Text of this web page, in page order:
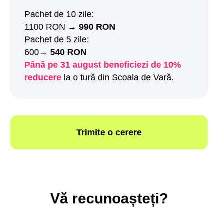
Pachet de 10 zile:
1100 RON → 990 RON
Pachet de 5 zile:
600→ 540 RON
Până pe 31 august beneficiezi de 10%
reducere la o tură din Școala de Vară.
Vă recunoașteți?